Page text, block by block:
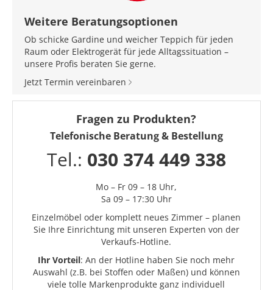
Weitere Beratungsoptionen
Ob schicke Gardine und weicher Teppich für jeden
Raum oder Elektrogerät für jede Alltagssituation –
unsere Profis beraten Sie gerne.
Jetzt Termin vereinbaren
Fragen zu Produkten?
Telefonische Beratung & Bestellung
Tel.: 030 374 449 338
Mo – Fr 09 – 18 Uhr,
Sa 09 – 17:30 Uhr
Einzelmöbel oder komplett neues Zimmer – planen
Sie Ihre Einrichtung mit unseren Experten von der
Verkaufs-Hotline.
Ihr Vorteil: An der Hotline haben Sie noch mehr
Auswahl (z.B. bei Stoffen oder Maßen) und können
viele tolle Markenprodukte ganz individuell